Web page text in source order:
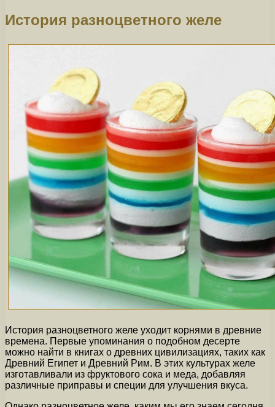
История разноцветного желе
История разноцветного желе уходит корнями в древние
времена. Первые упоминания о подобном десерте
можно найти в книгах о древних цивилизациях, таких как
Древний Египет и Древний Рим. В этих культурах желе
изготавливали из фруктового сока и меда, добавляя
различные приправы и специи для улучшения вкуса.